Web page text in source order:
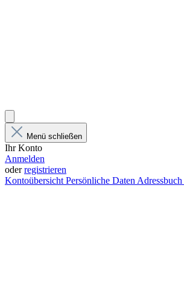
Menü schließen
Ihr Konto
Anmelden
oderregistrieren
KontoübersichtPersönliche DatenAdressbuch